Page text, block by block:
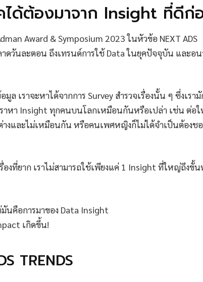
ด้ต้องมาจาก Insight ที่ดีก่
Award & Symposium 2023 ในหัวข้อ NEXT ADS
าดวันละตอน ถึงเทรนด์การใช้ Data ในยุคปัจจุบัน และอ
เราจะหาได้จากการ Survey สำรวจเรื่องนั้น ๆ ซึ่งเรา
าหา Insight ทุกคนบนโลกเหมือนกันหรือเปล่า เช่น ต่อ
งและไม่เหมือนกัน หรือคนเพศหญิงก็ไม่ได้จำเป็นต้องช
งที่ยาก เราไม่สามารถใช้เพียงแค่ 1 Insight ที่ใหญ่ถึงขั้
คือการมาของ Data Insight
เกิดขึ้น!
TRENDS